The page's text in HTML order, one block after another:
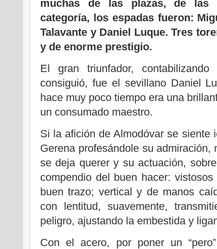
muchas de las plazas, de las
categoría, los espadas fueron:
Talavante y Daniel Luque. Tres
y de enorme prestigio.
El gran triunfador,
consiguió, fue el sevillano Daniel
hace muy poco tiempo era una
un consumado maestro.
Si la afición de Almodóvar se siente
Gerena profesándole su
se deja querer y su actuación,
compendio del buen hacer:
buen trazo; vertical y de manos
con lentitud, suavemente,
peligro, ajustando la embestida y
Con el acero, por poner un